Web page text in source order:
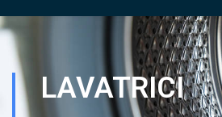
LAVATRICI